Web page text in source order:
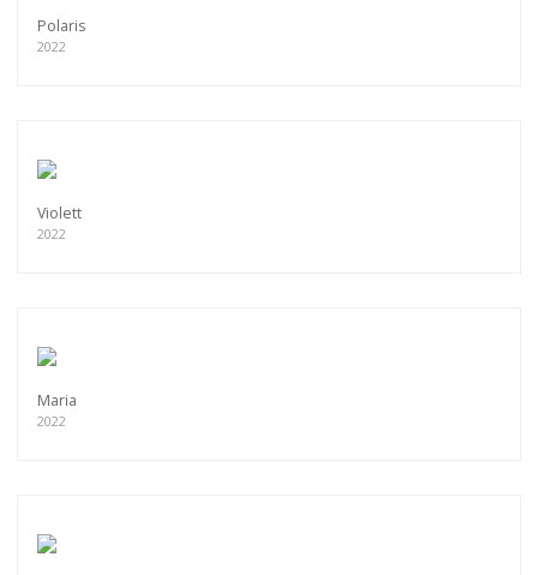
Polaris
2022
Violett
2022
Maria
2022